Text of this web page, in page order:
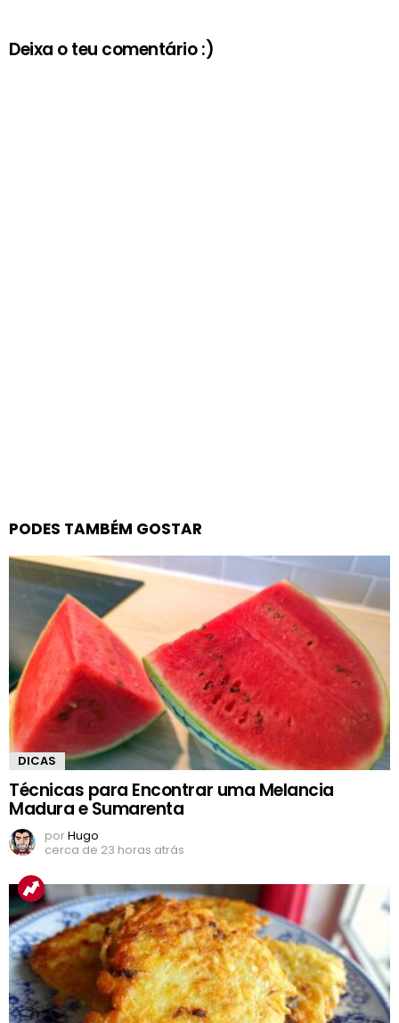
Deixa o teu comentário :)
PODES TAMBÉM GOSTAR
DICAS
Técnicas para Encontrar uma Melancia
Madura e Sumarenta
porHugo
cerca de 23 horas atrás